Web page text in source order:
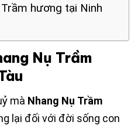
hương tại Ninh
Nụ Trầm
mà Nhang Nụ Trầm
lại đối với đời sống con